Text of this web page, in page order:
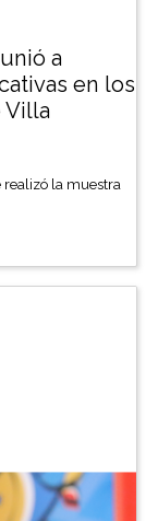
a
en los
Villa
realizó la muestra